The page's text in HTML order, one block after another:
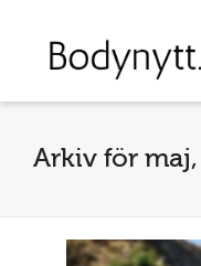
Arkiv för